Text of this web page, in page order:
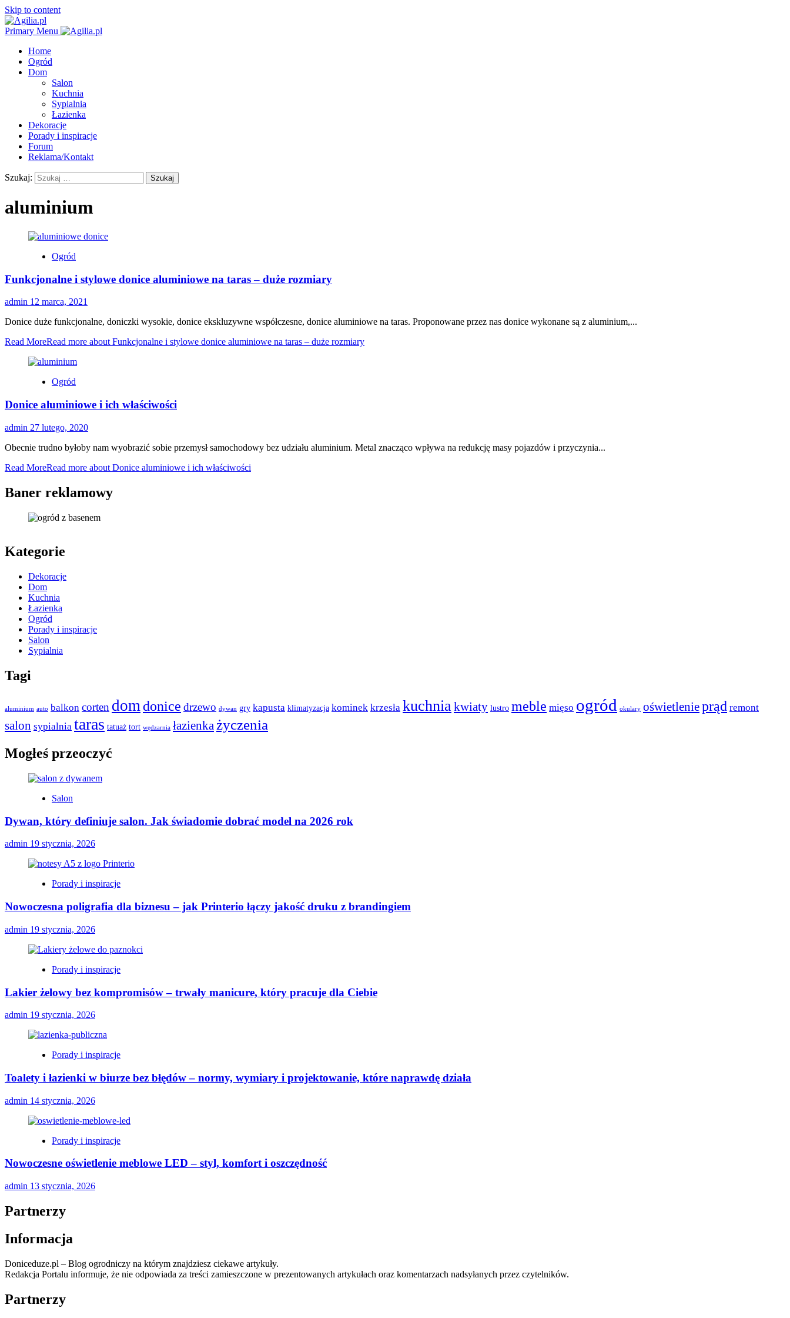
Skip to content
Primary Menu
Home
Ogród
Dom
Salon
Kuchnia
Sypialnia
Łazienka
Dekoracje
Porady i inspiracje
Forum
Reklama/Kontakt
Szukaj:
aluminium
Ogród
Funkcjonalne i stylowe donice aluminiowe na taras – duże rozmiary
admin 12 marca, 2021
Donice duże funkcjonalne, doniczki wysokie, donice ekskluzywne współczesne, donice aluminiowe na taras. Proponowane przez nas donice wykonane są z aluminium,...
Read MoreRead more about Funkcjonalne i stylowe donice aluminiowe na taras – duże rozmiary
Ogród
Donice aluminiowe i ich właściwości
admin 27 lutego, 2020
Obecnie trudno byłoby nam wyobrazić sobie przemysł samochodowy bez udziału aluminium. Metal znacząco wpływa na redukcję masy pojazdów i przyczynia...
Read MoreRead more about Donice aluminiowe i ich właściwości
Baner reklamowy
Kategorie
Dekoracje
Dom
Kuchnia
Łazienka
Ogród
Porady i inspiracje
Salon
Sypialnia
Tagi
aluminium auto balkon corten domdonice drzewo dywan gry kapusta klimatyzacja kominek krzesła kuchniakwiaty lustro meble mięso ogród okulary oświetlenieprąd remont
salon sypialnia taras tatuaż tort wędzarnia łazienka życzenia
Mogłeś przeoczyć
Salon
Dywan, który definiuje salon. Jak świadomie dobrać model na 2026 rok
admin 19 stycznia, 2026
Porady i inspiracje
Nowoczesna poligrafia dla biznesu – jak Printerio łączy jakość druku z brandingiem
admin 19 stycznia, 2026
Porady i inspiracje
Lakier żelowy bez kompromisów – trwały manicure, który pracuje dla Ciebie
admin 19 stycznia, 2026
Porady i inspiracje
Toalety i łazienki w biurze bez błędów – normy, wymiary i projektowanie, które naprawdę działa
admin 14 stycznia, 2026
Porady i inspiracje
Nowoczesne oświetlenie meblowe LED – styl, komfort i oszczędność
admin 13 stycznia, 2026
Partnerzy
Informacja
Doniceduze.pl – Blog ogrodniczy na którym znajdziesz ciekawe artykuły.
Redakcja Portalu informuje, że nie odpowiada za treści zamieszczone w prezentowanych artykułach oraz komentarzach nadsyłanych przez czytelników.
Partnerzy